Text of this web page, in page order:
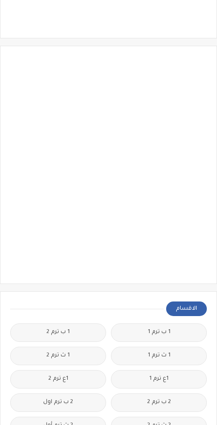
الاقسام
1 ب ترم 1 1 ب ترم 2
1 ث ترم 1 1 ث ترم 2
1ع ترم 1 1ع ترم 2
2 ب ترم 2 2 ب ترم اول